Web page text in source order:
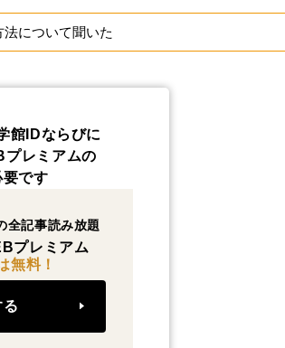
について聞いた
館IDならびに
プレミアムの
です
全記事読み放題
プレミアム
無料！